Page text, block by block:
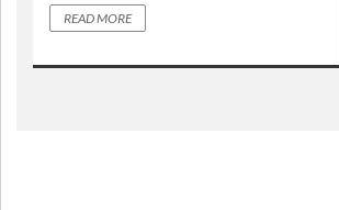
READ MORE